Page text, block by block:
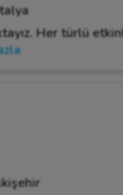
Her türlü